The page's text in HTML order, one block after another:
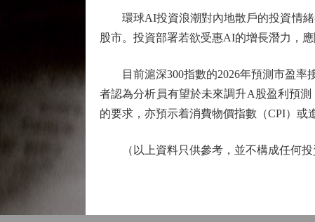
環球AI投資浪潮對內地散戶的投資情緒
股市。投資部署若欲受惠AI的增長潛力，
目前滬深300指數的2026年預測市盈率
者認為分析員有望於未來調升A股盈利預
的要求，亦預示着消費物價指數（CPI）或
（以上資料只供參考，並不構成任何投